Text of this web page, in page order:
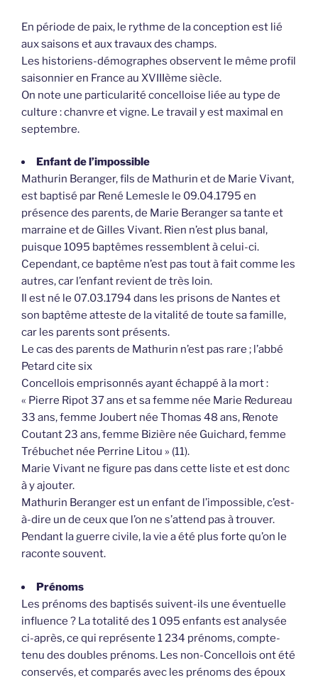
En période de paix, le rythme de la conception est lié
aux saisons et aux travaux des champs.
Les historiens-démographes observent le même profil
saisonnier en France au XVIIIème siècle.
On note une particularité concelloise liée au type de
culture : chanvre et vigne. Le travail y est maximal en
septembre.
Enfant de l’impossible
Mathurin Beranger, fils de Mathurin et de Marie Vivant,
est baptisé par René Lemesle le 09.04.1795 en
présence des parents, de Marie Beranger sa tante et
marraine et de Gilles Vivant. Rien n’est plus banal,
puisque 1095 baptêmes ressemblent à celui-ci.
Cependant, ce baptême n’est pas tout à fait comme les
autres, car l’enfant revient de très loin.
Il est né le 07.03.1794 dans les prisons de Nantes et
son baptême atteste de la vitalité de toute sa famille,
car les parents sont présents.
Le cas des parents de Mathurin n’est pas rare ; l’abbé
Petard cite six
Concellois emprisonnés ayant échappé à la mort :
« Pierre Ripot 37 ans et sa femme née Marie Redureau
33 ans, femme Joubert née Thomas 48 ans, Renote
Coutant 23 ans, femme Bizière née Guichard, femme
Trébuchet née Perrine Litou » (11).
Marie Vivant ne figure pas dans cette liste et est donc
à y ajouter.
Mathurin Beranger est un enfant de l’impossible, c’est-
à-dire un de ceux que l’on ne s’attend pas à trouver.
Pendant la guerre civile, la vie a été plus forte qu’on le
raconte souvent.
Prénoms
Les prénoms des baptisés suivent-ils une éventuelle
influence ? La totalité des 1 095 enfants est analysée
ci-après, ce qui représente 1 234 prénoms, compte-
tenu des doubles prénoms. Les non-Concellois ont été
conservés, et comparés avec les prénoms des époux